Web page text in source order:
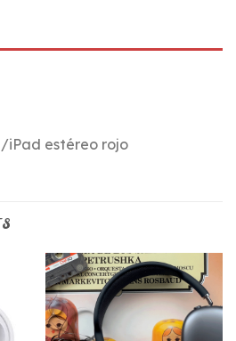
iPad estéreo rojo